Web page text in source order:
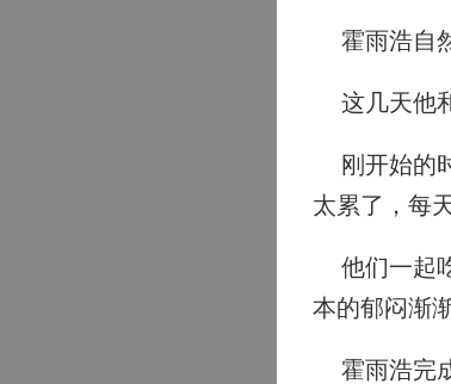
霍雨浩自
这几天他
刚开始的
太累了，每
他们一起
本的郁闷渐
霍雨浩完